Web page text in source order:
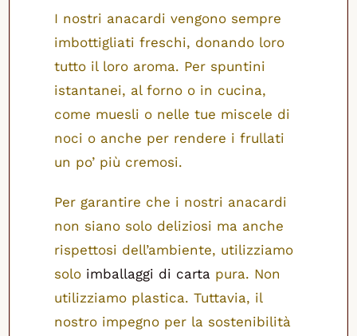
I nostri anacardi vengono sempre
imbottigliati freschi, donando loro
tutto il loro aroma. Per spuntini
istantanei, al forno o in cucina,
come muesli o nelle tue miscele di
noci o anche per rendere i frullati
un po’ più cremosi.
Per garantire che i nostri anacardi
non siano solo deliziosi ma anche
rispettosi dell’ambiente, utilizziamo
solo imballaggi di carta pura. Non
utilizziamo plastica. Tuttavia, il
nostro impegno per la sostenibilità